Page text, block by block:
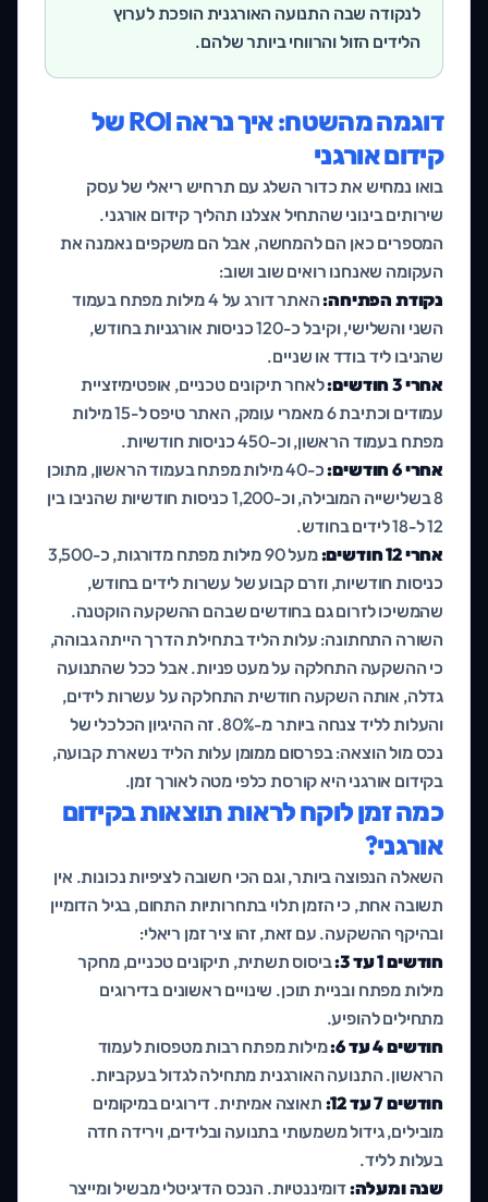
לנקודה שבה התנועה האורגנית הופכת לערוץ
הלידים הזול והרווחי ביותר שלהם.
דוגמה מהשטח: איך נראה ROI של
קידום אורגני
בואו נמחיש את כדור השלג עם תרחיש ריאלי של עסק
שירותים בינוני שהתחיל אצלנו תהליך קידום אורגני.
המספרים כאן הם להמחשה, אבל הם משקפים נאמנה את
העקומה שאנחנו רואים שוב ושוב:
נקודת הפתיחה:
האתר דורג על 4 מילות מפתח בעמוד
השני והשלישי, וקיבל כ-120 כניסות אורגניות בחודש,
שהניבו ליד בודד או שניים.
אחרי 3 חודשים:
לאחר תיקונים טכניים, אופטימיזציית
עמודים וכתיבת 6 מאמרי עומק, האתר טיפס ל-15 מילות
מפתח בעמוד הראשון, וכ-450 כניסות חודשיות.
אחרי 6 חודשים:
כ-40 מילות מפתח בעמוד הראשון, מתוכן
8 בשלישייה המובילה, וכ-1,200 כניסות חודשיות שהניבו בין
12 ל-18 לידים בחודש.
אחרי 12 חודשים:
מעל 90 מילות מפתח מדורגות, כ-3,500
כניסות חודשיות, וזרם קבוע של עשרות לידים בחודש,
שהמשיכו לזרום גם בחודשים שבהם ההשקעה הוקטנה.
השורה התחתונה: עלות הליד בתחילת הדרך הייתה גבוהה,
כי ההשקעה התחלקה על מעט פניות. אבל ככל שהתנועה
גדלה, אותה השקעה חודשית התחלקה על עשרות לידים,
והעלות לליד צנחה ביותר מ-80%. זה ההיגיון הכלכלי של
נכס מול הוצאה: בפרסום ממומן עלות הליד נשארת קבועה,
בקידום אורגני היא קורסת כלפי מטה לאורך זמן.
כמה זמן לוקח לראות תוצאות בקידום
אורגני?
השאלה הנפוצה ביותר, וגם הכי חשובה לציפיות נכונות. אין
תשובה אחת, כי הזמן תלוי בתחרותיות התחום, בגיל הדומיין
ובהיקף ההשקעה. עם זאת, זהו ציר זמן ריאלי:
חודשים 1 עד 3:
ביסוס תשתית, תיקונים טכניים, מחקר
מילות מפתח ובניית תוכן. שינויים ראשונים בדירוגים
מתחילים להופיע.
חודשים 4 עד 6:
מילות מפתח רבות מטפסות לעמוד
הראשון. התנועה האורגנית מתחילה לגדול בעקביות.
חודשים 7 עד 12:
תאוצה אמיתית. דירוגים במיקומים
מובילים, גידול משמעותי בתנועה ובלידים, וירידה חדה
בעלות לליד.
שנה ומעלה:דומיננטיות. הנכס הדיגיטלי מבשיל ומייצר